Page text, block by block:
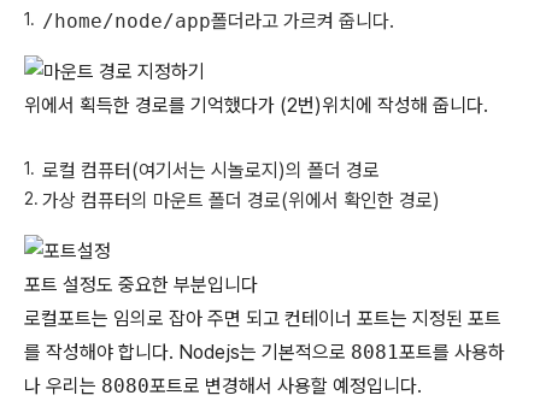
/home/node/app폴더라고 가르켜 줍니다.
위에서 획득한 경로를 기억했다가 (2번)위치에 작성해 줍니다.
로컬 컴퓨터(여기서는 시놀로지)의 폴더 경로
가상 컴퓨터의 마운트 폴더 경로(위에서 확인한 경로)
포트 설정도 중요한 부분입니다
로컬포트는 임의로 잡아 주면 되고 컨테이너 포트는 지정된 포트
를 작성해야 합니다. Nodejs는 기본적으로 8081포트를 사용하
나 우리는 8080포트로 변경해서 사용할 예정입니다.